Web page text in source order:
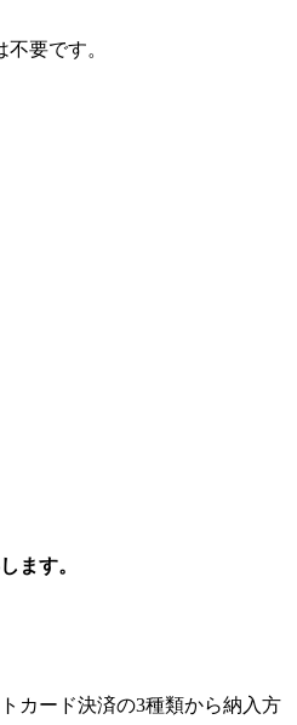
要です。
ます。
カード決済の3種類から納入方